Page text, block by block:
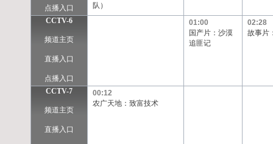
点播入口
队）
CCTV-6
频道主页
直播入口
点播入口
01:00
国产片：沙漠
追匪记
02:28
故事片
CCTV-7
频道主页
直播入口
00:12
农广天地：致富技术